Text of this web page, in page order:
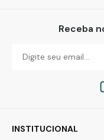
Receba
INSTITUCIONAL